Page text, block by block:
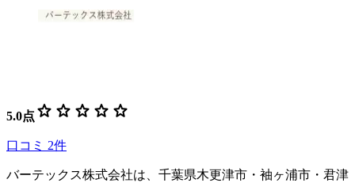
5.0点 star star star star star
口コミ 2件
バーテックス株式会社は、千葉県木更津市・袖ヶ浦市・君津